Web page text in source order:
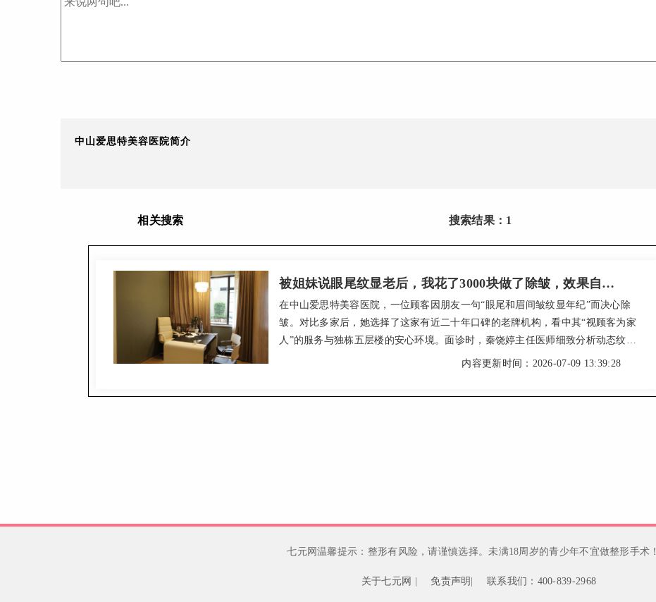
中山爱思特美容医院简介
相关搜索 搜索结果：1
被姐妹说眼尾纹显老后，我花了3000块做了除皱，效果自然到老公都没发现
在中山爱思特美容医院，一位顾客因朋友一句“眼尾和眉间皱纹显年纪”而决心除
皱。对比多家后，她选择了这家有近二十年口碑的老牌机构，看中其“视顾客为家
人”的服务与独栋五层楼的安心环境。面诊时，秦饶婷主任医师细致分析动态纹与
静态纹，推荐进口保妥适进行精准注射，强调“个性化设计”避免面具脸。操作过程
内容更新时间：2026-07-09 13:39:28
七元网温馨提示：整形有风险，请谨慎选择。未满18周岁的青少年不宜做整形手术！
关于七元网 免责声明 联系我们：400-839-2968